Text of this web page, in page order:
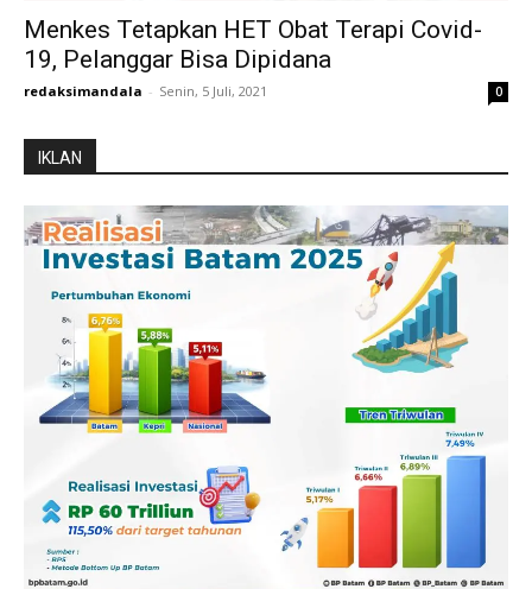
Menkes Tetapkan HET Obat Terapi Covid-
19, Pelanggar Bisa Dipidana
redaksimandala - Senin, 5 Juli, 2021 0
IKLAN